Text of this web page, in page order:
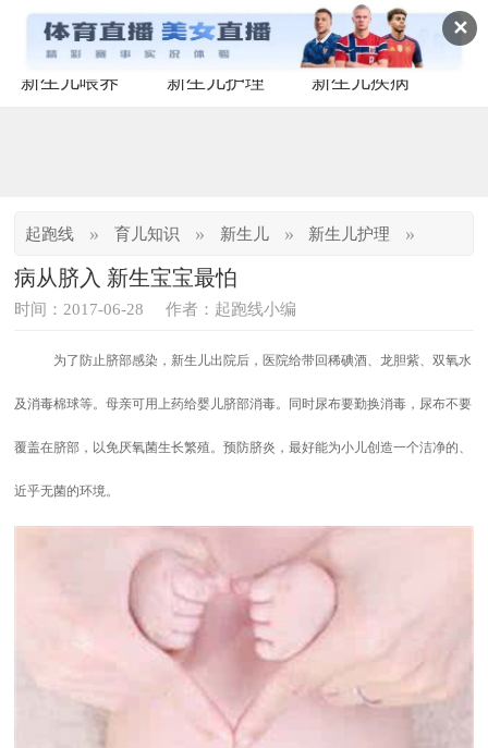
✕
新生儿喂养 新生儿护理 新生儿疾病
起跑线 » 育儿知识 » 新生儿 » 新生儿护理 »
病从脐入 新生宝宝最怕
时间：2017-06-28 作者：起跑线小编
为了防止脐部感染，新生儿出院后，医院给带回稀碘酒、龙胆紫、双氧水
及消毒棉球等。母亲可用上药给婴儿脐部消毒。同时尿布要勤换消毒，尿布不要
覆盖在脐部，以免厌氧菌生长繁殖。预防脐炎，最好能为小儿创造一个洁净的、
近乎无菌的环境。